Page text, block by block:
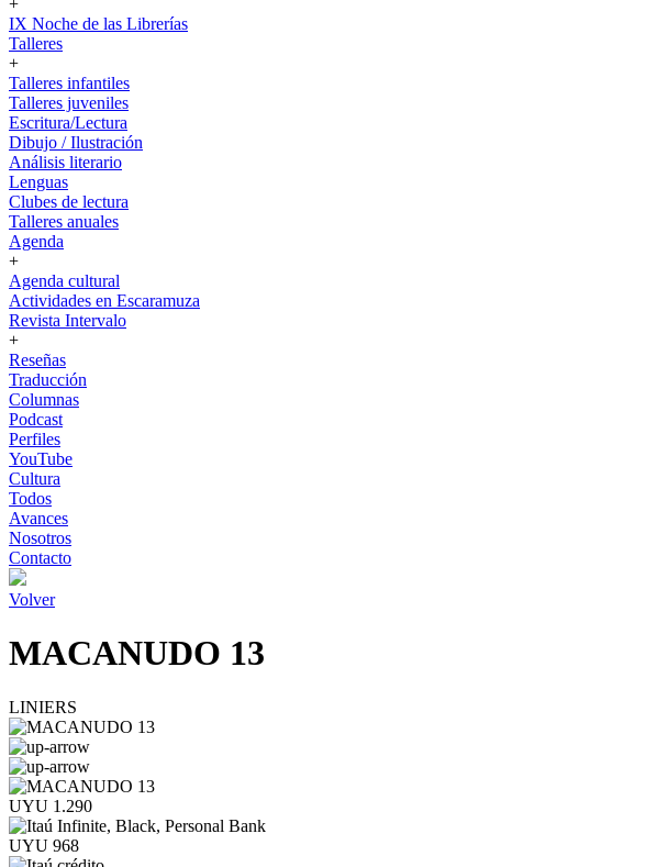
+
IX Noche de las Librerías
Talleres
+
Talleres infantiles
Talleres juveniles
Escritura/Lectura
Dibujo / Ilustración
Análisis literario
Lenguas
Clubes de lectura
Talleres anuales
Agenda
+
Agenda cultural
Actividades en Escaramuza
Revista Intervalo
+
Reseñas
Traducción
Columnas
Podcast
Perfiles
YouTube
Cultura
Todos
Avances
Nosotros
Contacto
Volver
MACANUDO 13
LINIERS
UYU 1.290
UYU 968